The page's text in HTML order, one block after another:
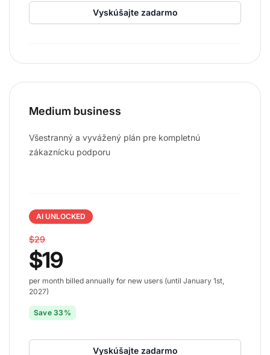
Vyskúšajte zadarmo
Medium business
Všestranný a vyvážený plán pre kompletnú
zákaznícku podporu
AI UNLOCKED
$29
$19
per month billed annually for new users (until January 1st,
2027)
Save 33%
Vyskúšajte zadarmo